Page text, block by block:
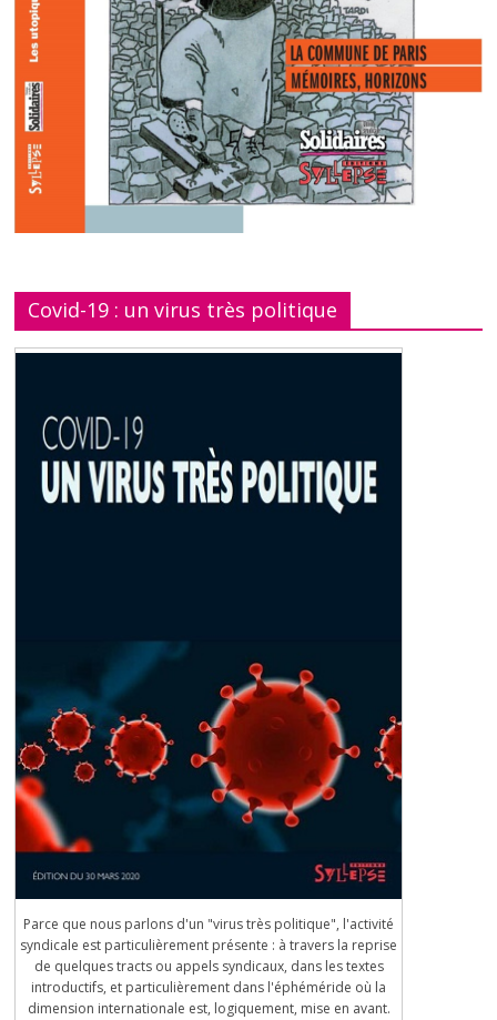
Covid-19 : un virus très politique
Parce que nous parlons d'un "virus très politique", l'activité
syndicale est particulièrement présente : à travers la reprise
de quelques tracts ou appels syndicaux, dans les textes
introductifs, et particulièrement dans l'éphéméride où la
dimension internationale est, logiquement, mise en avant.